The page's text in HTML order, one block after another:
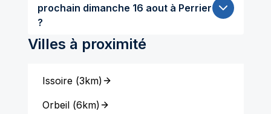
prochain dimanche 16 aout à Perrier
?
Villes à proximité
Issoire(3km)
Orbeil(6km)